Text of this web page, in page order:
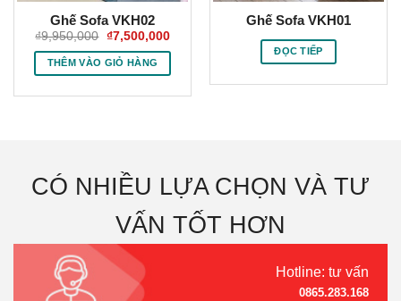
Ghế Sofa VKH02
₫9,950,000 Giá
gốc
là:
₫9,950,000.
₫7,500,000Giá
tại
₫7,500,000.
THÊM VÀO GIỎ HÀNG
Ghế Sofa VKH01
ĐỌC TIẾP
CÓ NHIỀU LỰA CHỌN VÀ TƯ
VẤN TỐT HƠN
Hotline: tư vấn
0865.283.168